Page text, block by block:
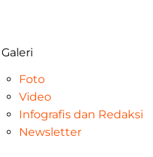
Galeri
Foto
Video
Infografis dan Redaksi
Newsletter